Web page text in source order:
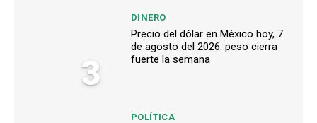
3
DINERO
Precio del dólar en México hoy, 7
de agosto del 2026: peso cierra
fuerte la semana
POLÍTICA